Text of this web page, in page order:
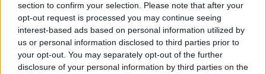
section to confirm your selection. Please note that after your
opt-out request is processed you may continue seeing
interest-based ads based on personal information utilized by
us or personal information disclosed to third parties prior to
your opt-out. You may separately opt-out of the further
disclosure of your personal information by third parties on the
Todas las versiones antiguas distribuidas en nuestro
sitio web son completamente libres de virus y están
disponibles para su descarga sin costo alguno.